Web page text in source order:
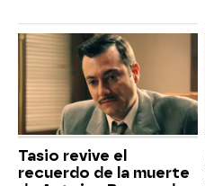
Tasio revive el
recuerdo de la muerte